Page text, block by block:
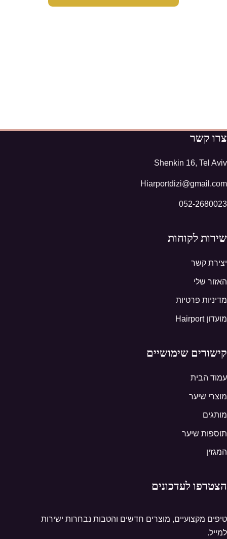
צרו קשר
Shenkin 16, Tel Aviv
Hiarportdizi@gmail.com
052-2680023
שירות לקוחות
יצירת קשר
האזור שלי
מדיניות פרטיות
מועדון Hairport
קישורים שימושיים
עמוד הבית
מוצרי שיער
מותגים
תוספות שיער
המגזין
הצטרפו לעדכונים
טיפים מקצועיים, מוצרים חדשים והטבות נבחרות ישירות
למייל.